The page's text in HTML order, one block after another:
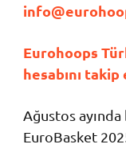
Eurohoops
hesabını
Ağustos
EuroBasket